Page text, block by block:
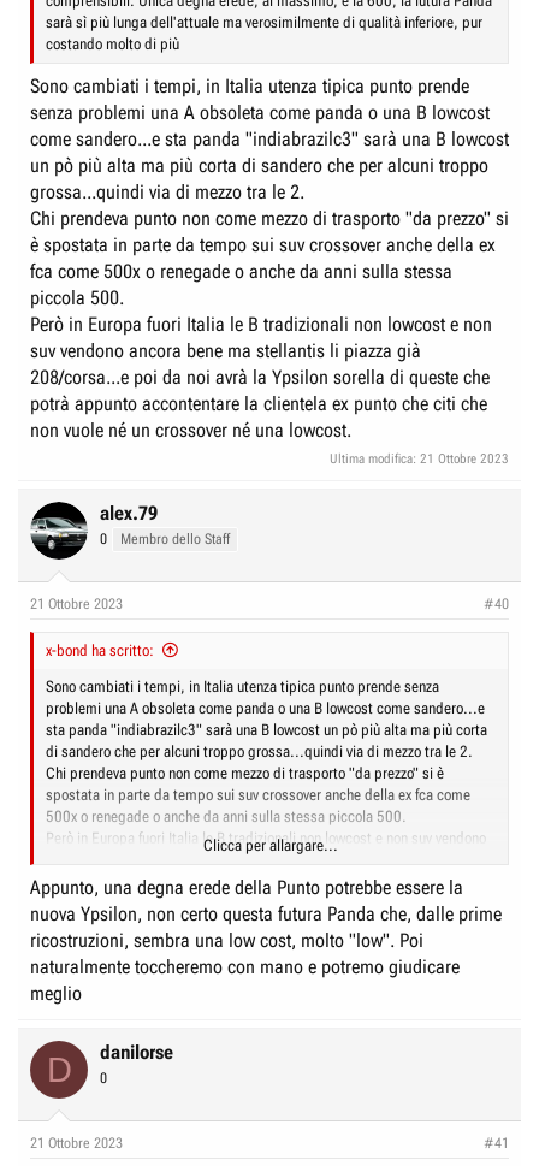
sarà sì più lunga dell'attuale ma verosimilmente di qualità inferiore, pur
costando molto di più
Sono cambiati i tempi, in Italia utenza tipica punto prende
senza problemi una A obsoleta come panda o una B lowcost
come sandero...e sta panda "indiabrazilc3" sarà una B lowcost
un pò più alta ma più corta di sandero che per alcuni troppo
grossa...quindi via di mezzo tra le 2.
Chi prendeva punto non come mezzo di trasporto "da prezzo" si
è spostata in parte da tempo sui suv crossover anche della ex
fca come 500x o renegade o anche da anni sulla stessa
piccola 500.
Però in Europa fuori Italia le B tradizionali non lowcost e non
suv vendono ancora bene ma stellantis li piazza già
208/corsa...e poi da noi avrà la Ypsilon sorella di queste che
potrà appunto accontentare la clientela ex punto che citi che
non vuole né un crossover né una lowcost.
Ultima modifica: 21 Ottobre 2023
alex.79
0 Membro dello Staff
21 Ottobre 2023 #40
x-bond ha scritto:
Sono cambiati i tempi, in Italia utenza tipica punto prende senza
problemi una A obsoleta come panda o una B lowcost come sandero...e
sta panda "indiabrazilc3" sarà una B lowcost un pò più alta ma più corta
di sandero che per alcuni troppo grossa...quindi via di mezzo tra le 2.
Chi prendeva punto non come mezzo di trasporto "da prezzo" si è
spostata in parte da tempo sui suv crossover anche della ex fca come
500x o renegade o anche da anni sulla stessa piccola 500.
Però in Europa fuori Italia le B tradizionali non lowcost e non suv vendono
ancora bene ma stellantis li piazza già 208/corsa...e poi da noi avrà la
Ypsilon sorella di queste che potrà appunto accontentare la clientela ex
punto che citi che non vuole né un crossover né una lowcost.
Clicca per allargare...
Appunto, una degna erede della Punto potrebbe essere la
nuova Ypsilon, non certo questa futura Panda che, dalle prime
ricostruzioni, sembra una low cost, molto "low". Poi
naturalmente toccheremo con mano e potremo giudicare
meglio
D danilorse
0
21 Ottobre 2023 #41